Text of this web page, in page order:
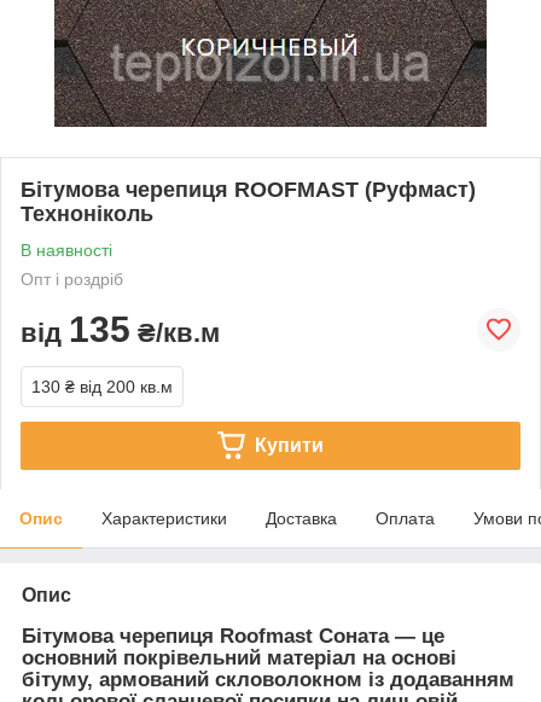
Бітумова черепиця ROOFMAST (Руфмаст)
Техноніколь
В наявності
Опт і роздріб
від 135 ₴/кв.м
130 ₴ від 200 кв.м
Купити
Опис Характеристики Доставка Оплата Умови
Опис
Бітумова черепиця Roofmast Соната — це
основний покрівельний матеріал на основі
бітуму, армований скловолокном із додаванням